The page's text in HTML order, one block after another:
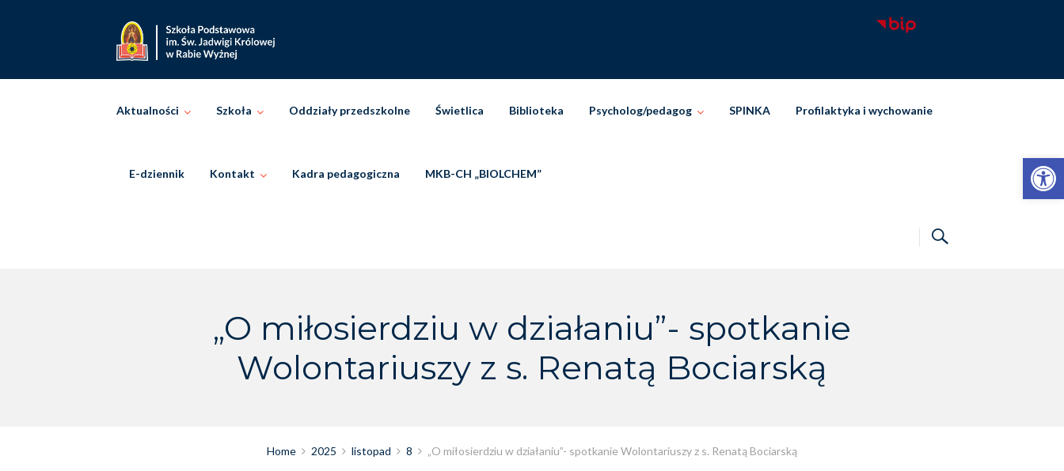
Otwórz pasek narzędzi
Aktualności Szkoła Oddziały przedszkolne Świetlica Biblioteka Psycholog/pedagog SPINKA Profilaktyka i wychowanie
E-dziennik Kontakt Kadra pedagogiczna MKB-CH „BIOLCHEM”
„O miłosierdziu w działaniu”- spotkanie
Wolontariuszy z s. Renatą Bociarską
Home 2025 listopad 8 „O miłosierdziu w działaniu”- spotkanie Wolontariuszy z s. Renatą Bociarską